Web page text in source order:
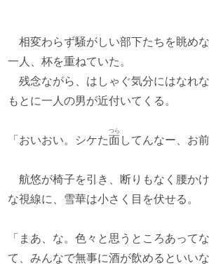
相変わらず騒がしい部下たちを眺め
一人、杯を重ねていた。
残念ながら、はしゃぐ気分にはなれ
もとに一人の男が近付いてくる。
「おいおい。シケた面
つら
してんなー、お前
航悠が椅子を引き、断りもなく腰か
な視線に、雪華は小さく目を伏せる。
「まあ、な。色々と思うところあっ
て、みんなで無事に酒が飲めるといいな